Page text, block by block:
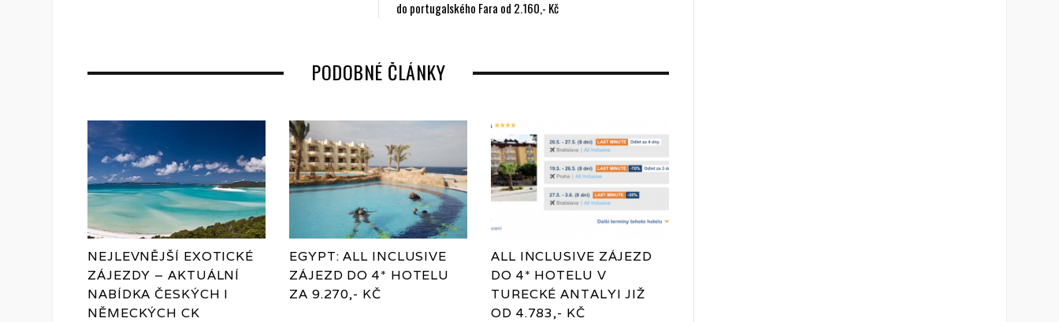
do portugalského Fara od 2.160,- Kč
PODOBNÉ ČLÁNKY
NEJLEVNĚJŠÍ EXOTICKÉ
ZÁJEZDY – AKTUÁLNÍ
NABÍDKA ČESKÝCH I
NĚMECKÝCH CK
EGYPT: ALL INCLUSIVE
ZÁJEZD DO 4* HOTELU
ZA 9.270,- KČ
ALL INCLUSIVE ZÁJEZD
DO 4* HOTELU V
TURECKÉ ANTALYI JIŽ
OD 4.783,- KČ